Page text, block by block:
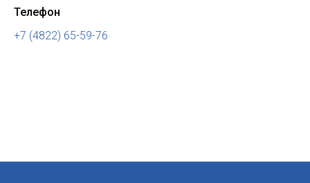
Телефон
+7 (4822) 65-59-76